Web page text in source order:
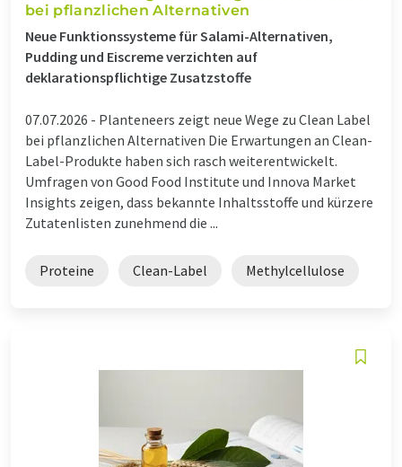
bei pflanzlichen Alternativen
Neue Funktionssysteme für Salami-Alternativen,
Pudding und Eiscreme verzichten auf
deklarationspflichtige Zusatzstoffe
07.07.2026 - Planteneers zeigt neue Wege zu Clean Label
bei pflanzlichen Alternativen Die Erwartungen an Clean-
Label-Produkte haben sich rasch weiterentwickelt.
Umfragen von Good Food Institute und Innova Market
Insights zeigen, dass bekannte Inhaltsstoffe und kürzere
Zutatenlisten zunehmend die ...
Proteine Clean-Label Methylcellulose